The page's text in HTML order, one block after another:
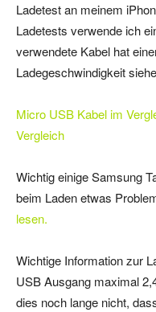
Ladetest an meinem
Ladetests verwende ich
verwendete Kabel hat
Ladegeschwindigkeit siehe
Micro USB Kabel im
Vergleich
Wichtig einige Samsung
beim Laden etwas
lesen.
Wichtige Information zur
USB Ausgang maximal
dies noch lange nicht,